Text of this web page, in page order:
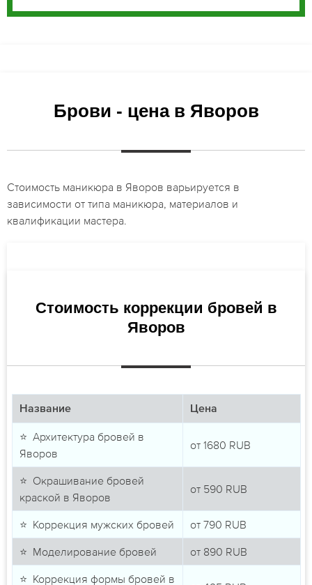
Брови - цена в Яворов
Стоимость маникюра в Яворов варьируется в
зависимости от типа маникюра, материалов и
квалификации мастера.
Стоимость коррекции бровей в
Яворов
Название Цена
⭐ Архитектура бровей в
Яворов
от 1680 RUB
⭐ Окрашивание бровей
краской в Яворов
от 590 RUB
⭐ Коррекция мужских бровей от 790 RUB
⭐ Моделирование бровей от 890 RUB
⭐ Коррекция формы бровей в